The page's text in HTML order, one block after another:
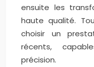
ensuite les
haute qualité.
choisir un
récents,
précision.